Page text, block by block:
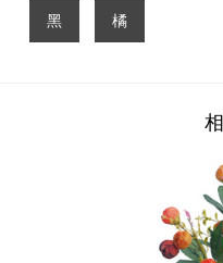
黑 橘